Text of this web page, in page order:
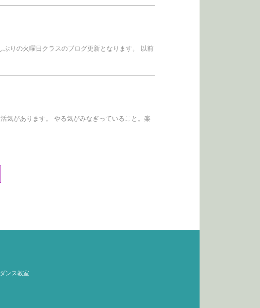
りの火曜日クラスのブログ更新となります。 以前
気があります。 やる気がみなぎっていること。楽
ンス教室